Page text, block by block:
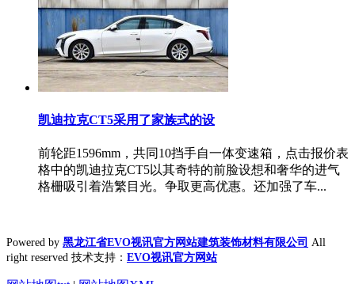
凯迪拉克CT5采用了家族式的设
前轮距1596mm，共同10挡手自一体变速箱，点击报价表
格中的凯迪拉克CT5以其奇特的前脸设想和奢华的进气
格栅吸引着浩繁目光。争取更高优惠。还加强了车...
Powered by 黑龙江省EVO视讯官方网站建筑装饰材料有限公司 All
right reserved 技术支持： EVO视讯官方网站